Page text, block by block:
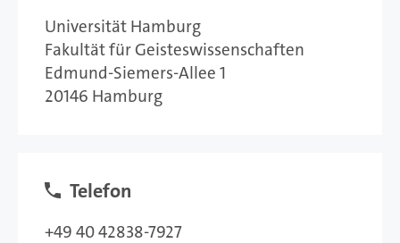
Universität Hamburg
Fakultät für Geisteswissenschaften
Edmund-Siemers-Allee 1
20146 Hamburg
Telefon
+49 40 42838-7927